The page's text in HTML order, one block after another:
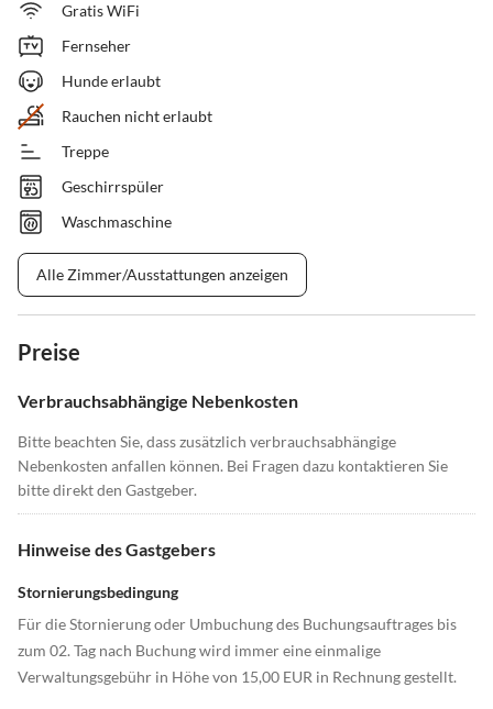
Gratis WiFi
Fernseher
Hunde erlaubt
Rauchen nicht erlaubt
Treppe
Geschirrspüler
Waschmaschine
Alle Zimmer/Ausstattungen anzeigen
Preise
Verbrauchsabhängige Nebenkosten
Bitte beachten Sie, dass zusätzlich verbrauchsabhängige
Nebenkosten anfallen können. Bei Fragen dazu kontaktieren Sie
bitte direkt den Gastgeber.
Hinweise des Gastgebers
Stornierungsbedingung
Für die Stornierung oder Umbuchung des Buchungsauftrages bis
zum 02. Tag nach Buchung wird immer eine einmalige
Verwaltungsgebühr in Höhe von 15,00 EUR in Rechnung gestellt.